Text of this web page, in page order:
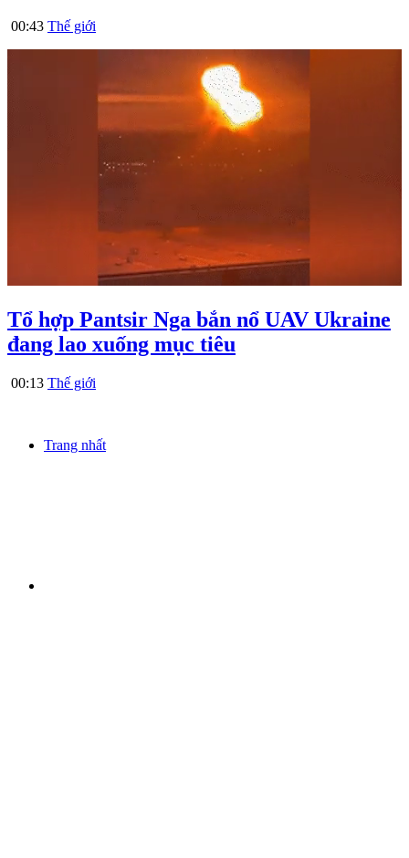
00:43 Thế giới
Tổ hợp Pantsir Nga bắn nổ UAV Ukraine
đang lao xuống mục tiêu
00:13 Thế giới
Trang nhất